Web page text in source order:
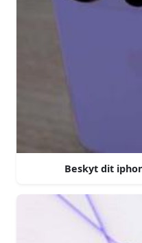
Beskyt dit